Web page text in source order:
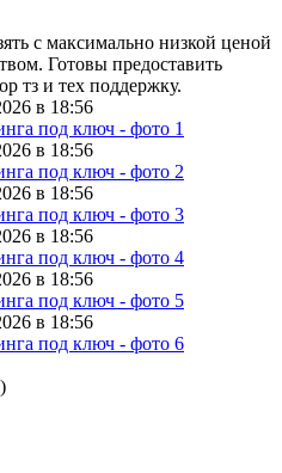
с максимально низкой ценой
Готовы предоставить
тз и тех поддержку.
в 18:56
в 18:56
в 18:56
в 18:56
в 18:56
в 18:56
)